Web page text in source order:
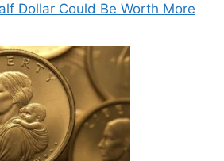
Dollar Could Be Worth More